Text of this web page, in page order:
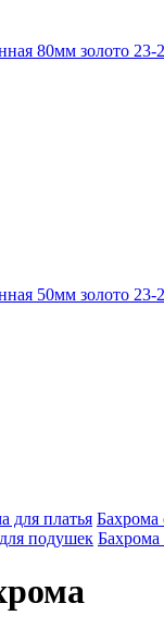
80мм золото 23-
50мм золото 23-
для платья
подушек Бахрома